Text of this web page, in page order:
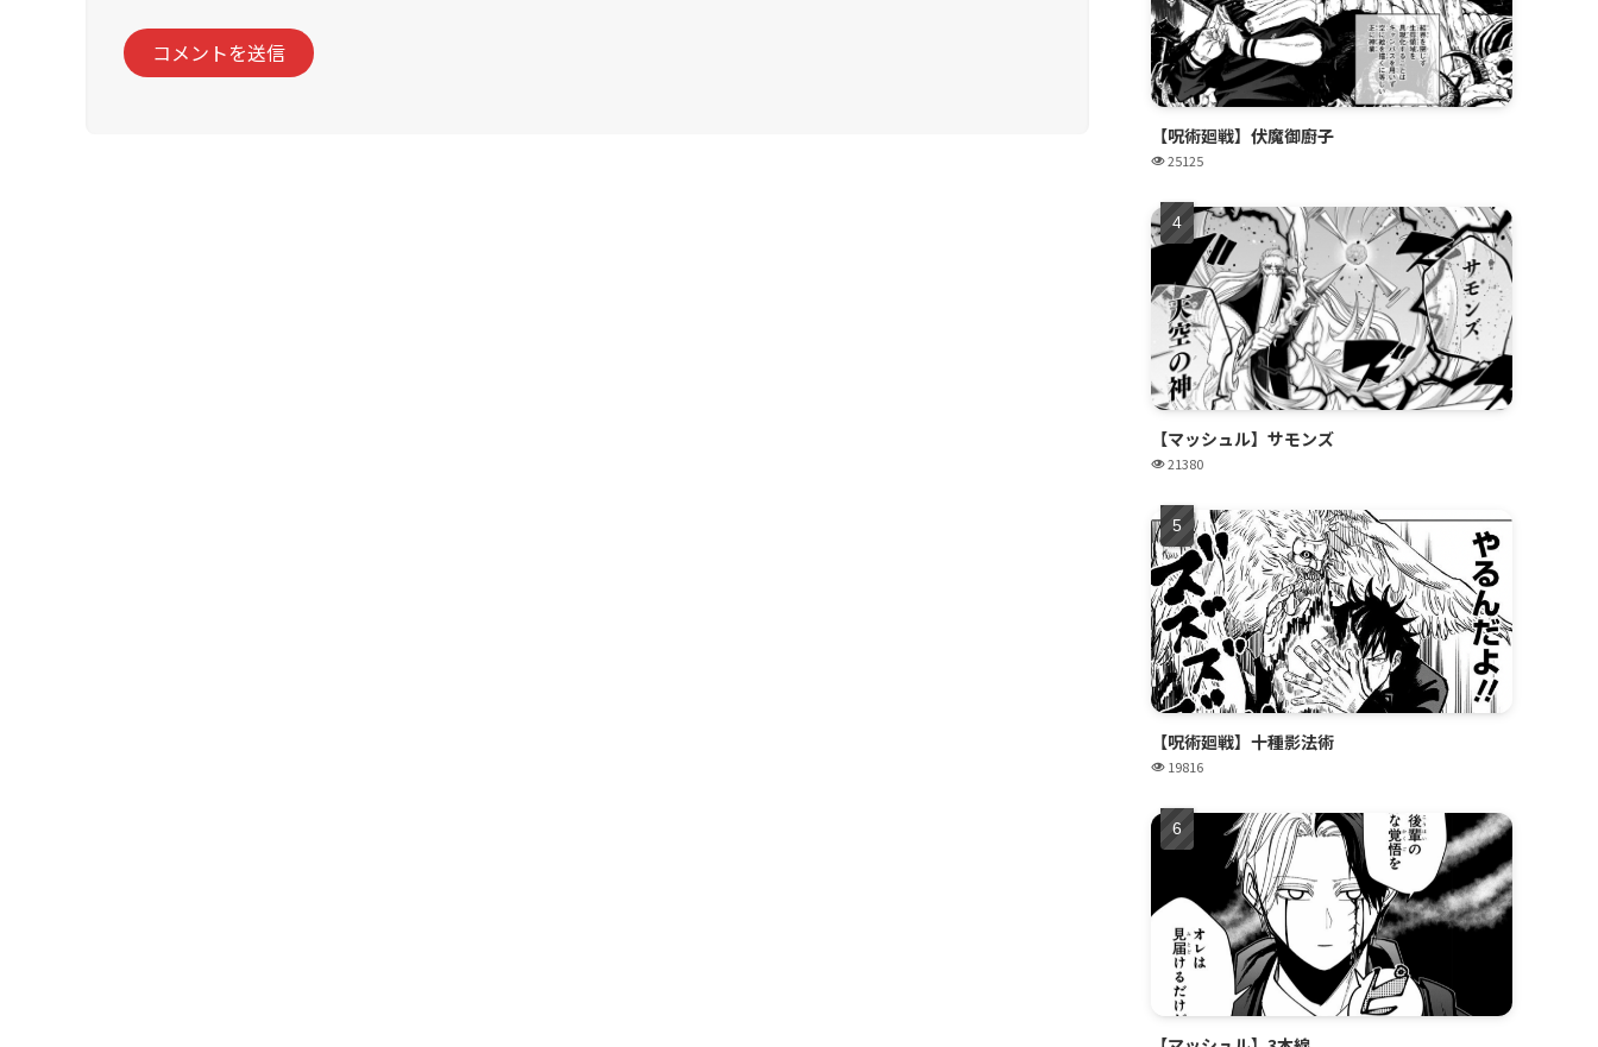
【呪術廻戦】伏魔御廚子
25125
【マッシュル】サモンズ
21380
【呪術廻戦】十種影法術
19816